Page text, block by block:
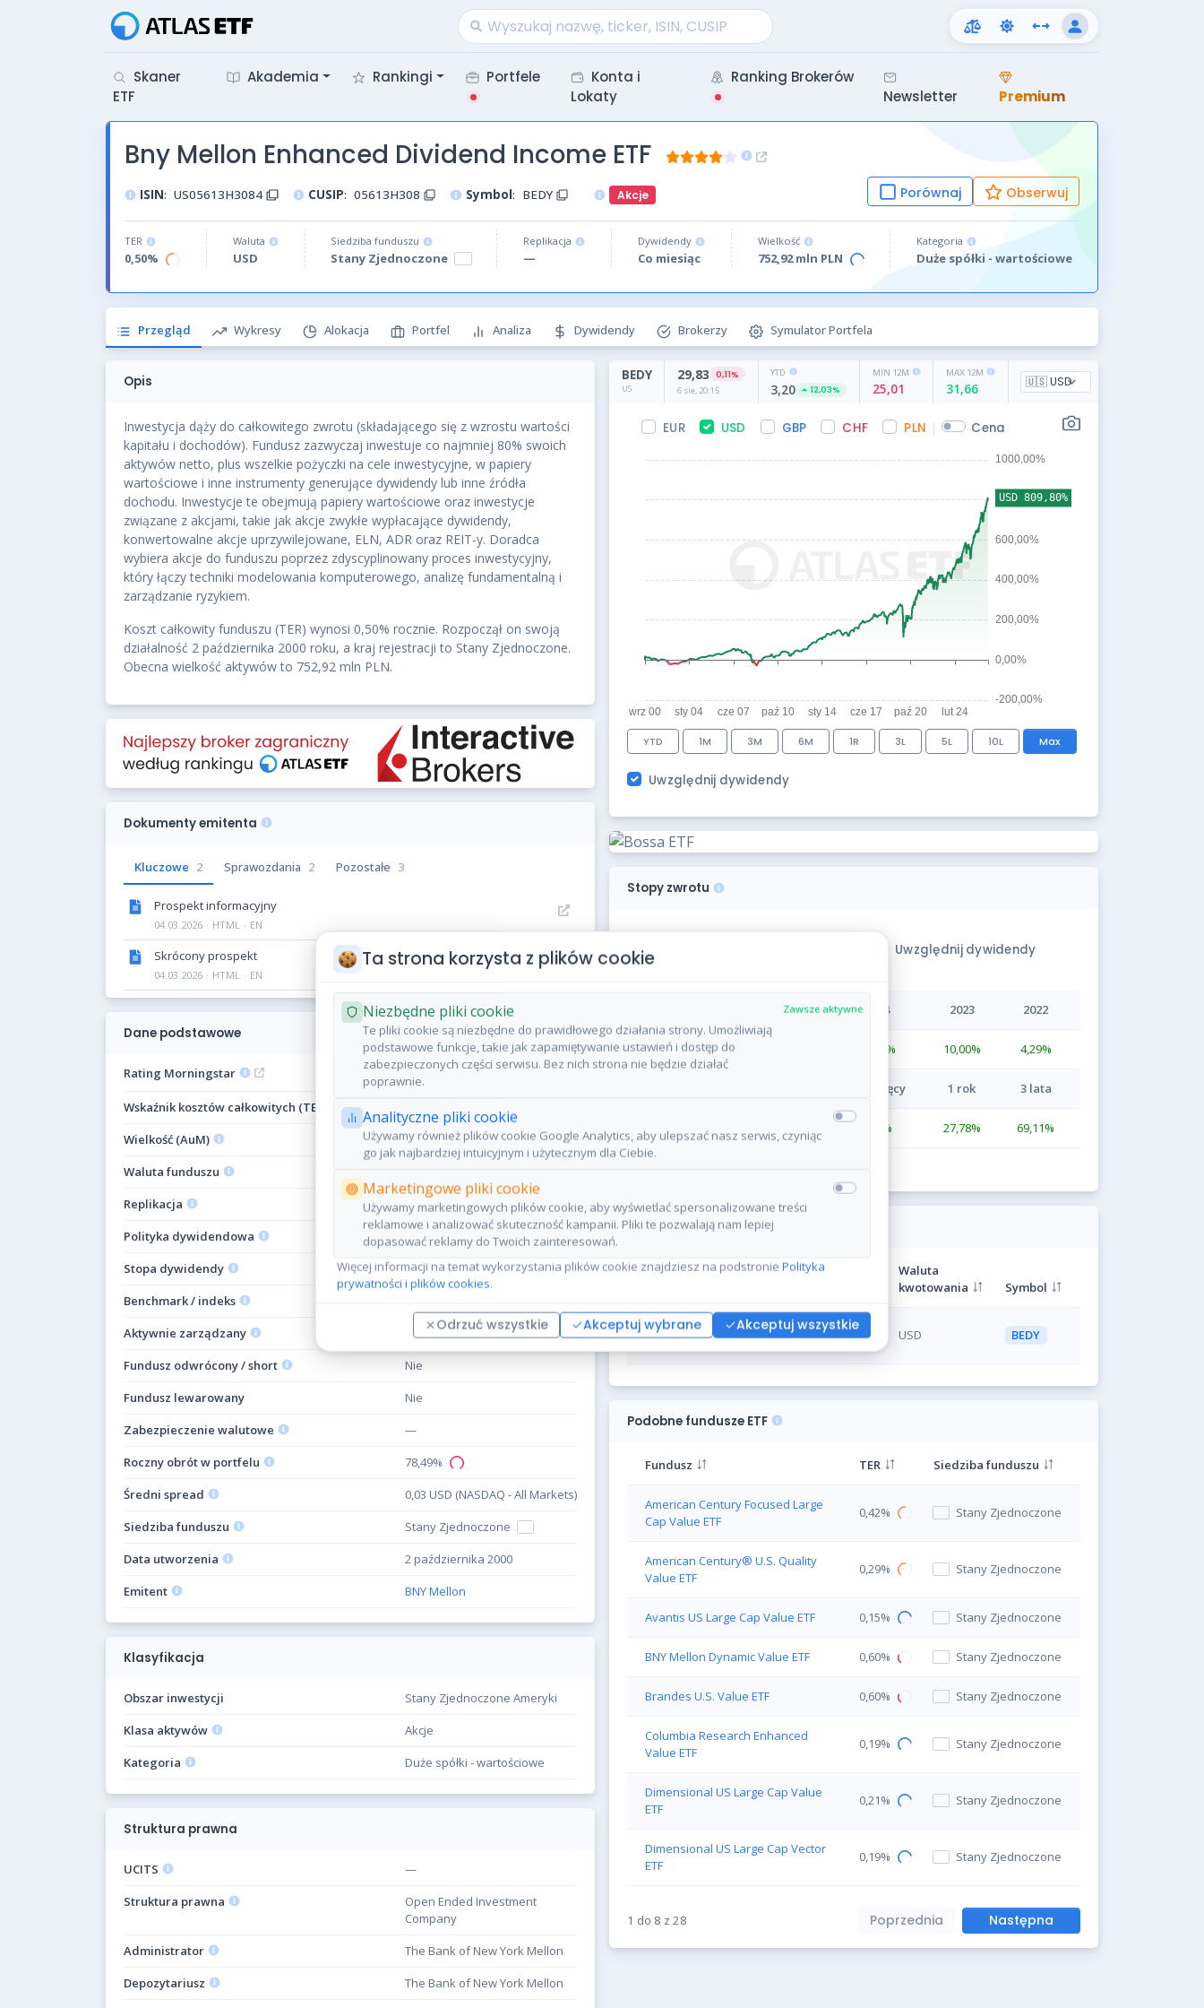
Skaner
ETF
Akademia Rankingi Portfele
Konta i
Lokaty
Ranking Brokerów
Newsletter
Premium
Bny Mellon Enhanced Dividend Income ETF
ISIN: US05613H3084 CUSIP: 05613H308 Symbol: BEDY Akcje Porównaj Obserwuj
TER
0,50%
Waluta
USD
Siedziba funduszu
Stany Zjednoczone
Replikacja
—
Dywidendy
Co miesiąc
Wielkość
752,92 mln PLN
Kategoria
Duże spółki - wartościowe
Przegląd Wykresy Alokacja Portfel Analiza Dywidendy Brokerzy Symulator Portfela
Opis
Inwestycja dąży do całkowitego zwrotu (składającego się z wzrostu wartości
kapitału i dochodów). Fundusz zazwyczaj inwestuje co najmniej 80% swoich
aktywów netto, plus wszelkie pożyczki na cele inwestycyjne, w papiery
wartościowe i inne instrumenty generujące dywidendy lub inne źródła
dochodu. Inwestycje te obejmują papiery wartościowe oraz inwestycje
związane z akcjami, takie jak akcje zwykłe wypłacające dywidendy,
konwertowalne akcje uprzywilejowane, ELN, ADR oraz REIT-y. Doradca
wybiera akcje do funduszu poprzez zdyscyplinowany proces inwestycyjny,
który łączy techniki modelowania komputerowego, analizę fundamentalną i
zarządzanie ryzykiem.
Koszt całkowity funduszu (TER) wynosi 0,50% rocznie. Rozpoczął on swoją
działalność 2 października 2000 roku, a kraj rejestracji to Stany Zjednoczone.
Obecna wielkość aktywów to 752,92 mln PLN.
Dokumenty emitenta
Kluczowe 2 Sprawozdania 2 Pozostałe 3
Prospekt informacyjny
04.03.2026 · HTML · EN
Skrócony prospekt
04.03.2026 · HTML · EN
Dane podstawowe
Rating Morningstar
Wskaźnik kosztów całkowitych (TER)
Wielkość (AuM)
752,92 mln PLN
Waluta funduszu
Replikacja
—
Polityka dywidendowa
Dystrybucja (co miesiąc)
Stopa dywidendy
23,77% (06.08.2026)
Benchmark / indeks
Aktywnie zarządzany
Tak
Fundusz odwrócony / short
Nie
Fundusz lewarowany
Nie
Zabezpieczenie walutowe
—
Roczny obrót w portfelu
78,49%
Średni spread
0,03 USD (NASDAQ - All Markets)
Siedziba funduszu
Stany Zjednoczone
Data utworzenia
2 października 2000
Emitent
BNY Mellon
Klasyfikacja
Obszar inwestycji
Stany Zjednoczone Ameryki
Klasa aktywów
Akcje
Kategoria
Duże spółki - wartościowe
Struktura prawna
UCITS
—
Struktura prawna
Open Ended Investment
Company
Administrator
The Bank of New York Mellon
Depozytariusz
The Bank of New York Mellon
BEDY 29,83 0,11% YTD
25,01
EUR USD GBP CHF PLN Cena
YTD 1M 3M 6M 1R 3L 5L 10L Max
Uwzględnij dywidendy
Stopy zwrotu
Przelicz do Uwzględnij dywidendy
2025 2024 2023 2022
16,60% % 10,00% 4,29%
6 miesięcy 1 rok 3 lata
2,28 7,31 % 27,78% 69,11%
Notowania funduszu
Waluta
kwotowania
Symbol
NASDAQ - All
Markets
Stany Zjednoczone USD BEDY
Podobne fundusze ETF
Fundusz TER Siedziba funduszu
American Century Focused Large
Cap Value ETF
0,42% Stany Zjednoczone
American Century® U.S. Quality
Value ETF
0,29% Stany Zjednoczone
Avantis US Large Cap Value ETF 0,15% Stany Zjednoczone
BNY Mellon Dynamic Value ETF 0,60% Stany Zjednoczone
Brandes U.S. Value ETF 0,60% Stany Zjednoczone
Columbia Research Enhanced
Value ETF
0,19% Stany Zjednoczone
Dimensional US Large Cap Value
ETF
0,21% Stany Zjednoczone
Dimensional US Large Cap Vector
ETF
0,19% Stany Zjednoczone
1 do 8 z 28 Poprzednia Następna
Ta strona korzysta z plików cookie
Niezbędne pliki cookie
Te pliki cookie są niezbędne do prawidłowego działania strony. Umożliwiają
podstawowe funkcje, takie jak zapamiętywanie ustawień i dostęp do
zabezpieczonych części serwisu. Bez nich strona nie będzie działać
poprawnie.
Zawsze aktywne
Analityczne pliki cookie
Używamy również plików cookie Google Analytics, aby ulepszać nasz serwis, czyniąc
go jak najbardziej intuicyjnym i użytecznym dla Ciebie.
Marketingowe pliki cookie
Używamy marketingowych plików cookie, aby wyświetlać spersonalizowane treści
reklamowe i analizować skuteczność kampanii. Pliki te pozwalają nam lepiej
dopasować reklamy do Twoich zainteresowań.
Więcej informacji na temat wykorzystania plików cookie znajdziesz na podstronie Polityka
prywatności i plików cookies.
Odrzuć wszystkie Akceptuj wybrane Akceptuj wszystkie